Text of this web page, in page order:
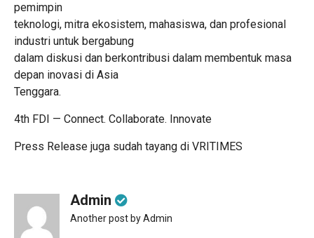
pemimpin
teknologi, mitra ekosistem, mahasiswa, dan profesional
industri untuk bergabung
dalam diskusi dan berkontribusi dalam membentuk masa
depan inovasi di Asia
Tenggara.
4th FDI — Connect. Collaborate. Innovate
Press Release juga sudah tayang di VRITIMES
Admin
Another post by Admin